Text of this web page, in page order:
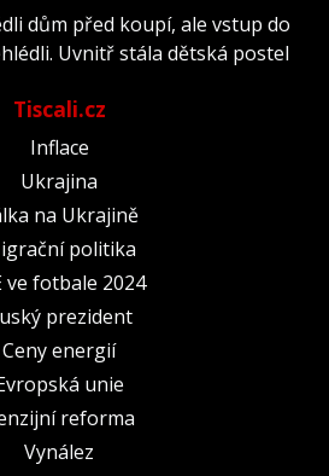
dům před koupí, ale vstup do
Uvnitř stála dětská postel
Tiscali.cz
Inflace
Ukrajina
na Ukrajině
politika
ve fotbale 2024
prezident
Ceny energií
unie
reforma
Vynález